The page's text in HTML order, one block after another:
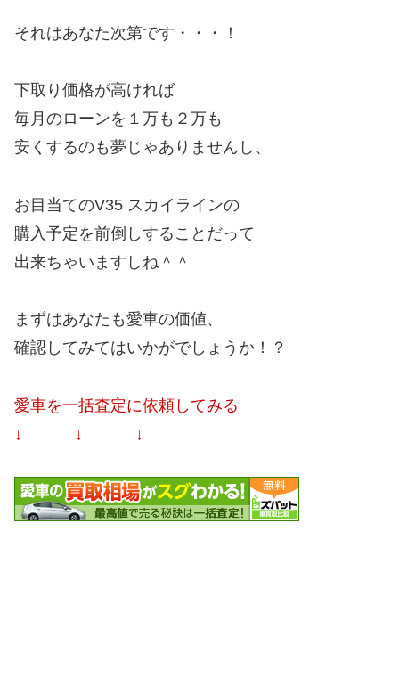
それはあなた次第です・・・！
下取り価格が高ければ
毎月のローンを１万も２万も
安くするのも夢じゃありませんし、
お目当てのV35 スカイラインの
購入予定を前倒しすることだって
出来ちゃいますしね＾＾
まずはあなたも愛車の価値、
確認してみてはいかがでしょうか！？
愛車を一括査定に依頼してみる
↓ ↓ ↓